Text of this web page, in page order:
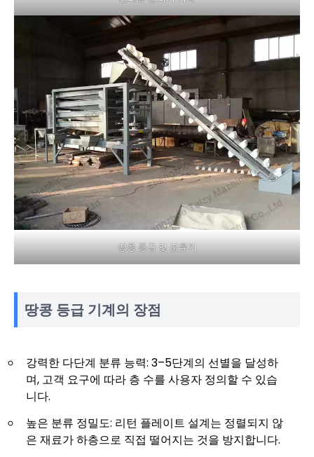
땅콩 등급 및 분류기
땅콩 등급 기계의 장점
강력한 다단계 분류 능력: 3–5단계의 선별을 달성하
며, 고객 요구에 따라 층 수를 사용자 정의할 수 있습
니다.
높은 분류 정밀도: 리턴 플레이트 설계는 정렬되지 않
은 재료가 하층으로 직접 떨어지는 것을 방지합니다.